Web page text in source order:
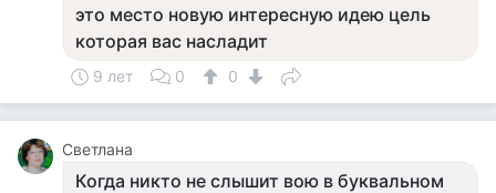
это место новую интересную идею цель
которая вас насладит
9 лет 0 0
Светлана
Когда никто не слышит вою в буквальном